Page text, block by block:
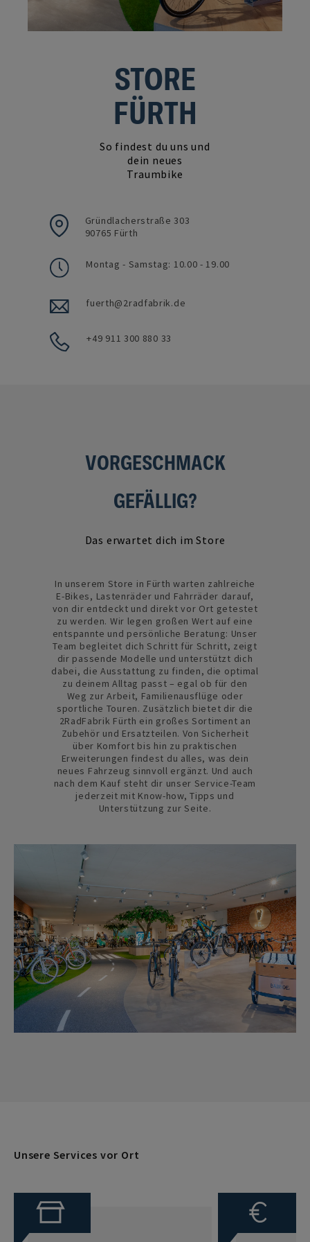
STORE
FÜRTH
So findest du uns und
dein neues
Traumbike
Gründlacherstraße 303
90765 Fürth
Montag - Samstag: 10.00 - 19.00
fuerth@2radfabrik.de
+49 911 300 880 33
VORGESCHMACK
GEFÄLLIG?
Das erwartet dich im Store
In unserem Store in Fürth warten zahlreiche
E-Bikes, Lastenräder und Fahrräder darauf,
von dir entdeckt und direkt vor Ort getestet
zu werden. Wir legen großen Wert auf eine
entspannte und persönliche Beratung: Unser
Team begleitet dich Schritt für Schritt, zeigt
dir passende Modelle und unterstützt dich
dabei, die Ausstattung zu finden, die optimal
zu deinem Alltag passt – egal ob für den
Weg zur Arbeit, Familienausflüge oder
sportliche Touren. Zusätzlich bietet dir die
2RadFabrik Fürth ein großes Sortiment an
Zubehör und Ersatzteilen. Von Sicherheit
über Komfort bis hin zu praktischen
Erweiterungen findest du alles, was dein
neues Fahrzeug sinnvoll ergänzt. Und auch
nach dem Kauf steht dir unser Service-Team
jederzeit mit Know-how, Tipps und
Unterstützung zur Seite.
Unsere Services vor Ort